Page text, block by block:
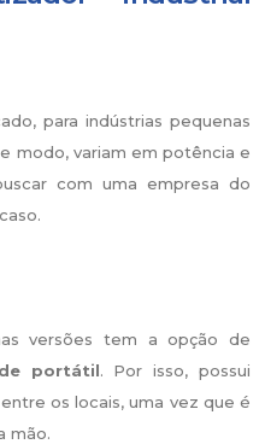
para indústrias pequenas
modo, variam em potência e
com uma empresa do
versões tem a opção de
portátil. Por isso, possui
os locais, uma vez que é
mão.